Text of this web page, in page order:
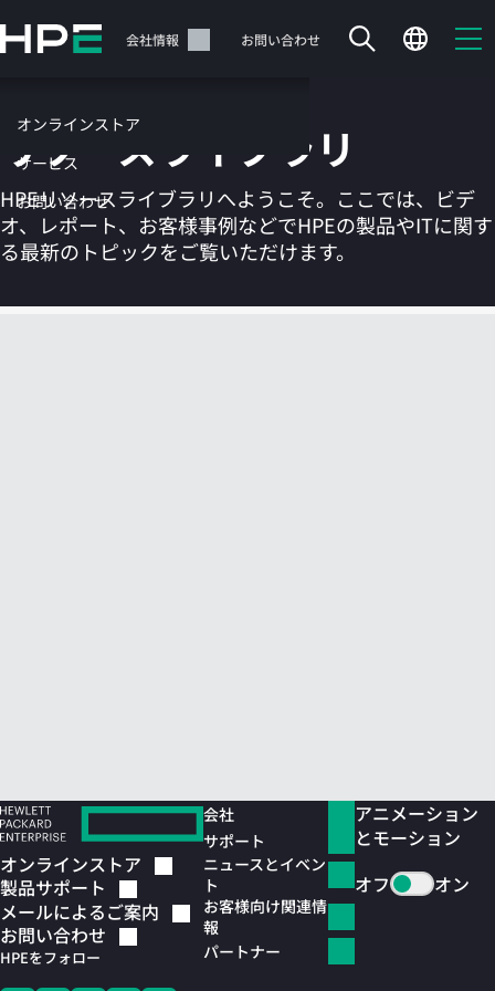
イ
テ
ツ
に
ス
ッ
サポート 会社情報 お問い合わせ
オンラインストア
サービス
お問い合わせ
カートは空です
リソースライブラリ
HPEリソースライブラリへようこそ。ここでは、ビデ
オ、レポート、お客様事例などでHPEの製品やITに関す
る最新のトピックをご覧いただけます。
オンラインストア
製品サポート
メールによるご案内
お問い合わせ
HPEをフォロー
会社
サポート
ニュースとイベン
ト
お客様向け関連情
報
パートナー
アニメーション
とモーション
オフ
オン